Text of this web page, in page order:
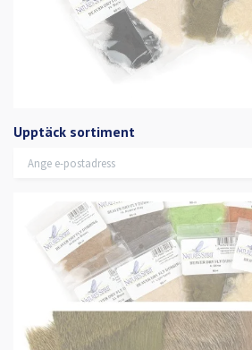
Upptäck sortiment